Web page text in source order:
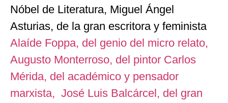
Nóbel de Literatura, Miguel Ángel
Asturias, de la gran escritora y feminista
Alaíde Foppa, del genio del micro relato,
Augusto Monterroso, del pintor Carlos
Mérida, del académico y pensador
marxista, José Luis Balcárcel, del gran